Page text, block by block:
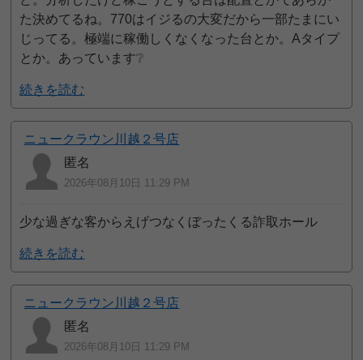
た決めてるね。770はイジるの大変だから一部たまにい
じってる。極端に稼働しくなくなった台とか。Aタイプ
とか。あっています❔
続きを読む
ニュークラウン川越２号店
匿名
2026年08月10日 11:29 PM
少な過ぎな客からえげつなくぼったくる詐取ホール
続きを読む
ニュークラウン川越２号店
匿名
2026年08月10日 11:29 PM